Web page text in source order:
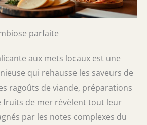
parfaite
aux mets locaux est une
qui rehausse les saveurs de
ragoûts de viande, préparations
fruits de mer révèlent tout leur
par les notes complexes du